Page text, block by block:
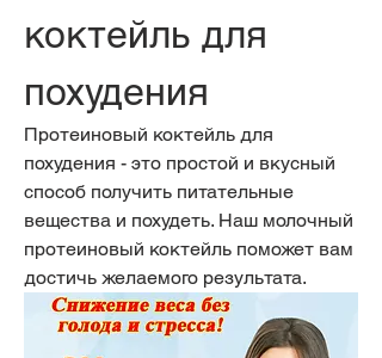
коктейль для
похудения
Протеиновый коктейль для
похудения - это простой и вкусный
способ получить питательные
вещества и похудеть. Наш молочный
протеиновый коктейль поможет вам
достичь желаемого результата.